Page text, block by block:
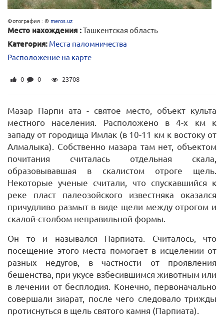
Фотография : ©meros.uz
Место нахождения :Ташкентская область
Категория: Места паломничества
Расположение на карте
0 0 23708
Мазар Парпи ата - святое место, объект культа
местного населения. Расположено в 4-х км к
западу от городища Имлак (в 10-11 км к востоку от
Алмалыка). Собственно мазара там нет, объектом
почитания считалась отдельная скала,
образовывавшая в скалистом отроге щель.
Некоторые ученые считали, что спускавшийся к
реке пласт палеозойского известняка оказался
причудливо размыт в виде щели между отрогом и
скалой-столбом неправильной формы.
Он то и назывался Парпиата. Считалось, что
посещение этого места помогает в исцелении от
разных недугов, в частности от проявления
бешенства, при укусе взбесившимся животным или
в лечении от бесплодия. Конечно, первоначально
совершали зиарат, после чего следовало трижды
протиснуться в щель святого камня (Парпиата).